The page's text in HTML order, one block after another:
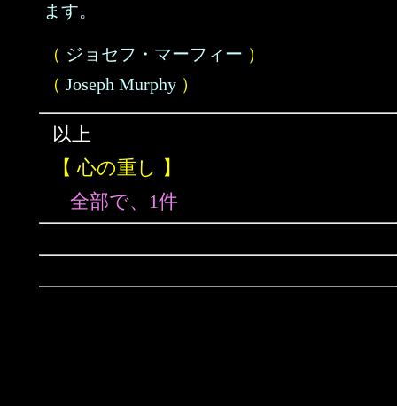
ます。
（ ジョセフ・マーフィー ）
（ Joseph Murphy ）
以上
【 心の重し 】
全部で、1件